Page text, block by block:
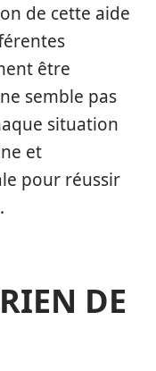
de cette aide
être
semble pas
situation
et
pour réussir
DE